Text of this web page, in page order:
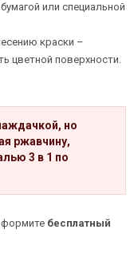
или специальной
краски –
цветной поверхности.
но
ржавчину,
3 в 1 по
бесплатный